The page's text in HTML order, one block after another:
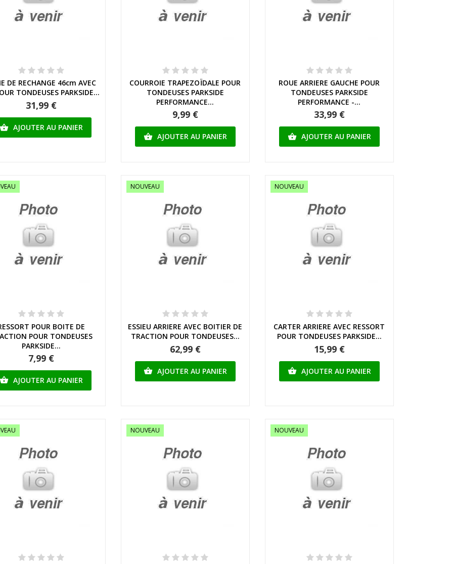
Aperçu rapide
DE RECHANGE 46cm AVEC
TONDEUSES PARKSIDE...
31,99 €
 AJOUTER AU PANIER
Aperçu rapide
COURROIE TRAPEZOÏDALE POUR
TONDEUSES PARKSIDE
PERFORMANCE...
9,99 €
 AJOUTER AU PANIER
Aperçu rapide
ROUE ARRIERE GAUCHE POUR
TONDEUSES PARKSIDE
PERFORMANCE -...
33,99 €
 AJOUTER AU PANIER
Aperçu rapide
POUR BOITE DE
POUR TONDEUSES
PARKSIDE...
7,99 €
 AJOUTER AU PANIER
NOUVEAU
Aperçu rapide
ESSIEU ARRIERE AVEC BOITIER DE
TRACTION POUR TONDEUSES...
62,99 €
 AJOUTER AU PANIER
NOUVEAU
Aperçu rapide
CARTER ARRIERE AVEC RESSORT
POUR TONDEUSES PARKSIDE...
15,99 €
 AJOUTER AU PANIER
Aperçu rapide
NOUVEAU
Aperçu rapide
NOUVEAU
Aperçu rapide